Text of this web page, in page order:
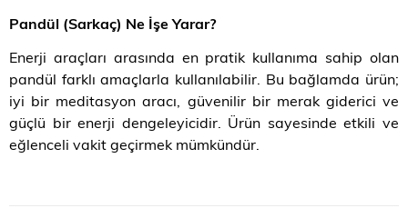
Pandül (Sarkaç) Ne İşe Yarar?
Enerji araçları arasında en pratik kullanıma sahip olan
pandül farklı amaçlarla kullanılabilir. Bu bağlamda ürün;
iyi bir meditasyon aracı, güvenilir bir merak giderici ve
güçlü bir enerji dengeleyicidir. Ürün sayesinde etkili ve
eğlenceli vakit geçirmek mümkündür.